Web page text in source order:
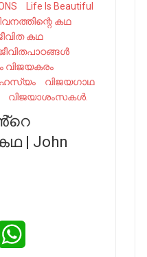
Life Is Beautiful
കഥ
കഥ
വിജയകരം
വിജയഗാഥ
വിജയാശംസകൾ.
| John